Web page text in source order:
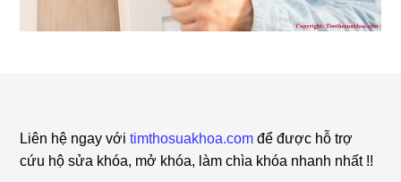
Liên hệ ngay vớitimthosuakhoa.com để được hỗ trợ
cứu hộ sửa khóa, mở khóa, làm chìa khóa nhanh nhất !!